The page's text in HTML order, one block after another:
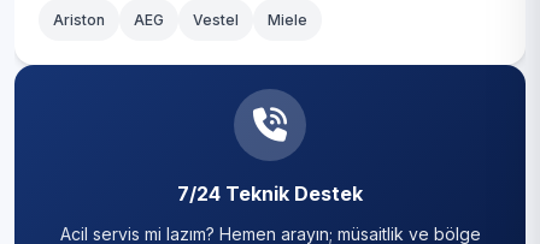
Ariston AEG Vestel Miele
7/24 Teknik Destek
Acil servis mi lazım? Hemen arayın; müsaitlik ve bölge